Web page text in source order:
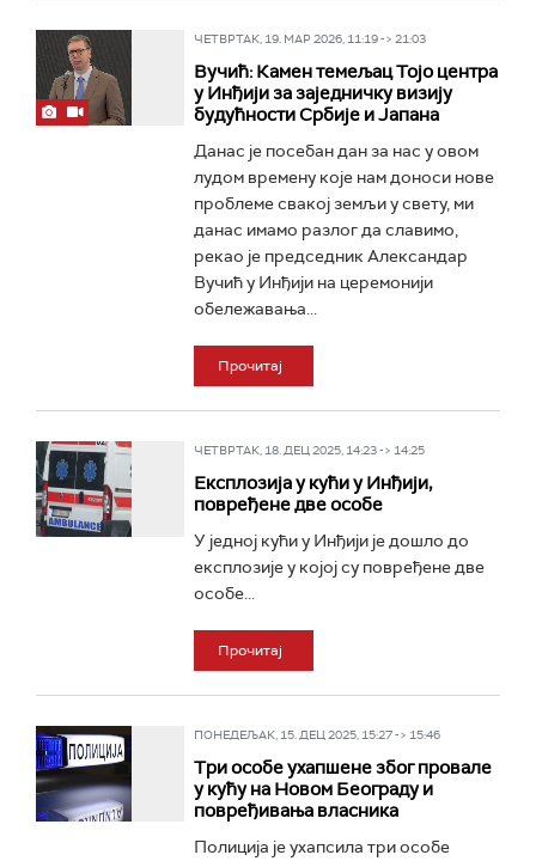
ЧЕТВРТАК, 19. МАР 2026, 11:19 -> 21:03
Вучић: Камен темељац Тојо центра
у Инђији за заједничку визију
будућности Србије и Јапана
Данас је посебан дан за нас у овом
лудом времену које нам доноси нове
проблеме свакој земљи у свету, ми
данас имамо разлог да славимо,
рекао је председник Александар
Вучић у Инђији на церемонији
обележавања...
Прочитај
ЧЕТВРТАК, 18. ДЕЦ 2025, 14:23 -> 14:25
Експлозија у кући у Инђији,
повређене две особе
У једној кући у Инђији је дошло до
експлозије у којој су повређене две
особе...
Прочитај
ПОНЕДЕЉАК, 15. ДЕЦ 2025, 15:27 -> 15:46
Три особе ухапшене због провале
у кућу на Новом Београду и
повређивања власника
Полиција је ухапсила три особе